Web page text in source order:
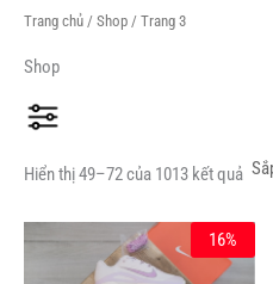
Trang chủ / Shop / Trang 3
Shop
Hiển thị 49–72 của 1013 kết quả
16%
Giá
gốc
là:
Giá
hiện
tại